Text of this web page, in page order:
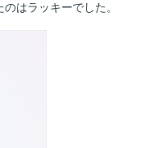
はラッキーでした。